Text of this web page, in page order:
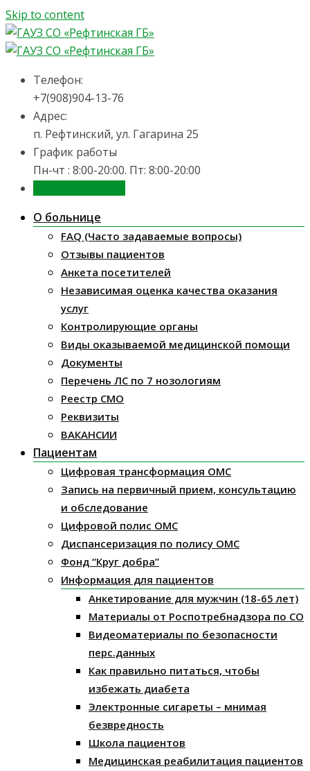
Skip to content
Телефон:
+7(908)904-13-76
Адрес:
п. Рефтинский, ул. Гагарина 25
График работы
Пн-чт : 8:00-20:00. Пт: 8:00-20:00
О больнице
FAQ (Часто задаваемые вопросы)
Отзывы пациентов
Анкета посетителей
Независимая оценка качества оказания
услуг
Контролирующие органы
Виды оказываемой медицинской помощи
Документы
Перечень ЛС по 7 нозологиям
Реестр СМО
Реквизиты
ВАКАНСИИ
Пациентам
Цифровая трансформация ОМС
Запись на первичный прием, консультацию
и обследование
Цифровой полис ОМС
Диспансеризация по полису ОМС
Фонд “Круг добра”
Информация для пациентов
Анкетирование для мужчин (18-65 лет)
Материалы от Роспотребнадзора по СО
Видеоматериалы по безопасности
перс.данных
Как правильно питаться, чтобы
избежать диабета
Электронные сигареты – мнимая
безвредность
Школа пациентов
Медицинская реабилитация пациентов